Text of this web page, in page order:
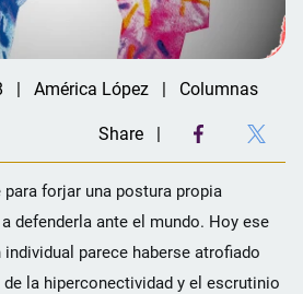
América López Columnas
Share
forjar una postura propia
defenderla ante el mundo. Hoy ese
parece haberse atrofiado
la hiperconectividad y el escrutinio